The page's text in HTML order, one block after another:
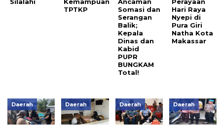
TPTKP
Somasi dan
Serangan
Balik;
Kepala
Dinas dan
Kabid
PUPR
BUNGKAM
Total!
Hari Raya
Nyepi di
Pura Giri
Natha Kota
Makassar
Daerah Daerah Daerah Daerah